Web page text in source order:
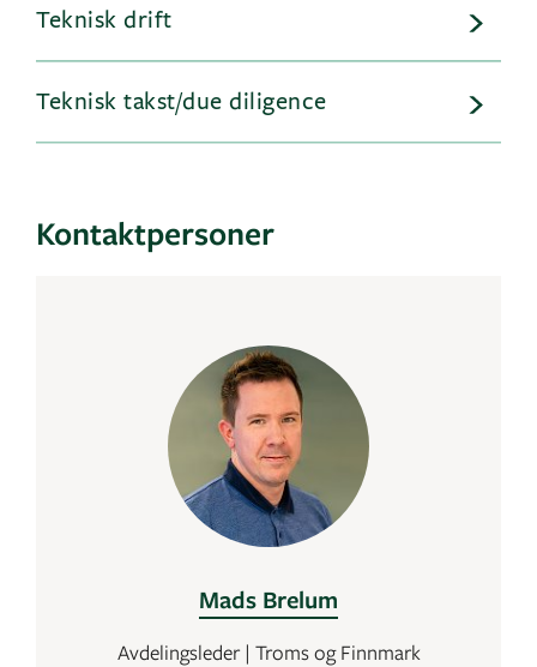
Teknisk drift
Teknisk takst/due diligence
Kontaktpersoner
Mads Brelum
Avdelingsleder | Troms og Finnmark